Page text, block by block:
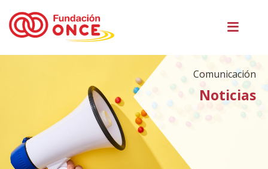
principal
Comunicación
Noticias